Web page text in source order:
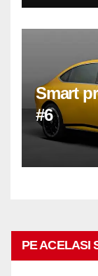
Smart
#6
PE ACELASI